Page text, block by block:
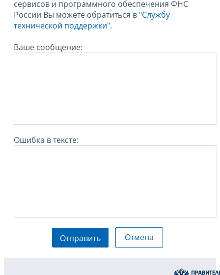
сервисов и программного обеспечения ФНС
России Вы можете обратиться в "Службу
технической поддержки".
Ваше сообщение:
Ошибка в тексте:
Отправить Отмена